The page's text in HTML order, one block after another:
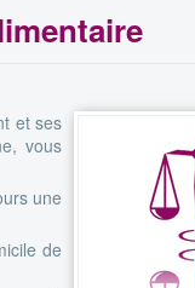
et ses
vous
une
de